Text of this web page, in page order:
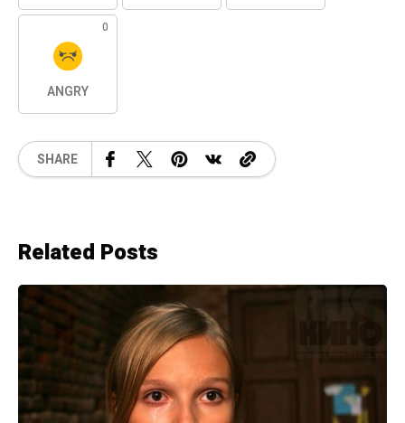
0
ANGRY
SHARE
Related Posts